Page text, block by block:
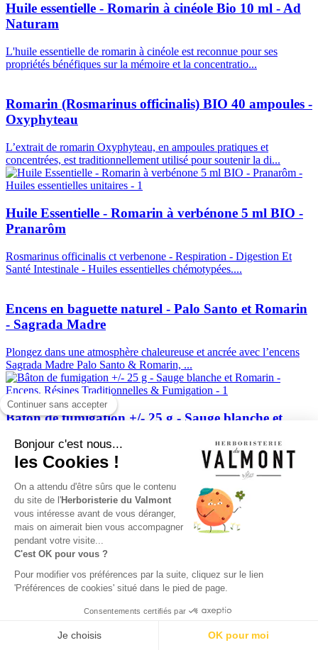
Continuer sans accepter
Bonjour c'est nous...
les Cookies !
On a attendu d'être sûrs que le contenu
du site de l'Herboristerie du Valmont
vous intéresse avant de vous déranger,
mais on aimerait bien vous accompagner
pendant votre visite...
C'est OK pour vous ?
Pour modifier vos préférences par la suite, cliquez sur le lien
'Préférences de cookies' situé dans le pied de page.
Consentements certifiés par
Je choisis OK pour moi
Huile essentielle - Romarin à cinéole Bio 10 ml - Ad
Naturam
L'huile essentielle de romarin à cinéole est reconnue pour ses
propriétés bénéfiques sur la mémoire et la concentratio...
Romarin (Rosmarinus officinalis) BIO 40 ampoules -
Oxyphyteau
L’extrait de romarin Oxyphyteau, en ampoules pratiques et
concentrées, est traditionnellement utilisé pour soutenir la di...
Huile Essentielle - Romarin à verbénone 5 ml BIO -
Pranarôm
Rosmarinus officinalis ct verbenone - Respiration - Digestion Et
Santé Intestinale - Huiles essentielles chémotypées....
Encens en baguette naturel - Palo Santo et Romarin
- Sagrada Madre
Plongez dans une atmosphère chaleureuse et ancrée avec l’encens
Sagrada Madre Palo Santo & Romarin, ...
Bâton de fumigation +/- 25 g - Sauge blanche et
Sauge blanche et Romarin - fumigation - Médecine traditionnelle
Stick Tea-tree anti-boutons 10 ml BIO - Ladrôme
Stick anti-boutons bio purifiant et apaisant pour une peau nette et
Encens naturel en baguette - Encens Rue - Romarin